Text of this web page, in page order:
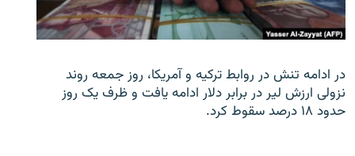
در ادامه تنش در روابط ترکیه و آمریکا، روز جمعه روند
نزولی ارزش لیر در برابر دلار ادامه یافت و ظرف یک روز
حدود ۱۸ درصد سقوط کرد.